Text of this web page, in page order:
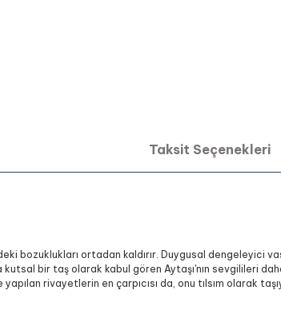
Taksit Seçenekleri
bozuklukları ortadan kaldırır. Duygusal
bir taş olarak kabul gören Aytaşı'nın sevgilileri
rivayetlerin en çarpıcısı da, onu tılsım olarak